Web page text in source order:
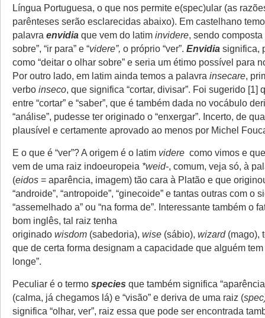
Língua Portuguesa, o que nos permite e(spec)ular (as
parênteses serão esclarecidas abaixo). Em castelhano
palavra envidia que vem do latim invidere, sendo composta
sobre”, “ir para” e “videre”, o próprio “ver”. Envidia significa,
como “deitar o olhar sobre” e seria um étimo possível para
Por outro lado, em latim ainda temos a palavra insecare,
verbo inseco, que significa “cortar, divisar”. Foi sugerido [1]
entre “cortar” e “saber”, que é também dada no vocábulo
“análise”, pudesse ter originado o “enxergar”. Incerto, de
plausível e certamente aprovado ao menos por Michel
E o que é “ver”? A origem é o latim videre como vimos e
vem de uma raiz indoeuropeia *weid-, comum, veja só, à
(eidos = aparência, imagem) tão cara à Platão e que
“androide”, “antropoide”, “ginecoide” e tantas outras com o
“assemelhado a” ou “na forma de”. Interessante também o
bom inglês, tal raiz tenha
originado wisdom (sabedoria), wise (sábio), wizard(mago),
que de certa forma designam a capacidade que alguém tem
longe”.
Peculiar é o termo species que também significa
(calma, já chegamos lá) e “visão” e deriva de uma raiz (
significa “olhar, ver”, raiz essa que pode ser encontrada